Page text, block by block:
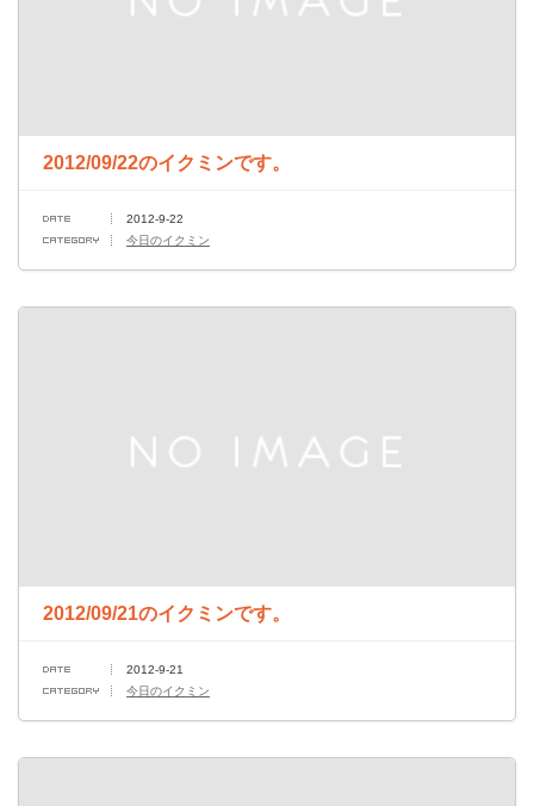
2012/09/22のイクミンです。
2012-9-22
今日のイクミン
2012/09/21のイクミンです。
2012-9-21
今日のイクミン